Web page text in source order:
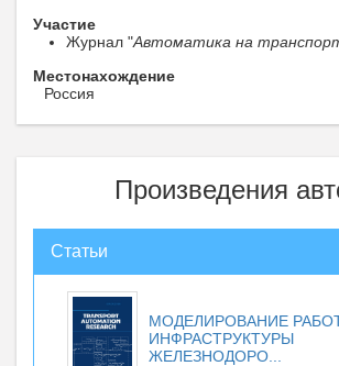
Участие
Журнал "Автоматика на
Местонахождение
Россия
Произведения
Статьи
МОДЕЛИРОВАНИЕ
ИНФРАСТРУКТУРЫ
ЖЕЛЕЗНОДОРО...